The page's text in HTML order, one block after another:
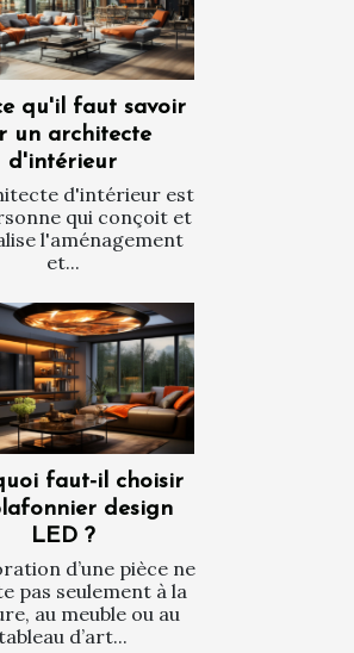
qu'il faut savoir
un architecte
d'intérieur
d'intérieur est
qui conçoit et
l'aménagement
et...
faut-il choisir
design
LED ?
d’une pièce ne
pas seulement à la
au meuble ou au
d’art...